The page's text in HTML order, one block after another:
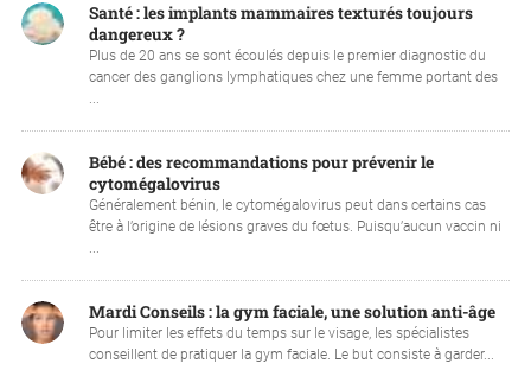
Santé : les implants mammaires texturés toujours
dangereux ?
Plus de 20 ans se sont écoulés depuis le premier diagnostic du
cancer des ganglions lymphatiques chez une femme portant des
...
Bébé : des recommandations pour prévenir le
cytomégalovirus
Généralement bénin, le cytomégalovirus peut dans certains cas
être à l’origine de lésions graves du fœtus. Puisqu’aucun vaccin ni
...
Mardi Conseils : la gym faciale, une solution anti-âge
Pour limiter les effets du temps sur le visage, les spécialistes
conseillent de pratiquer la gym faciale. Le but consiste à garder...